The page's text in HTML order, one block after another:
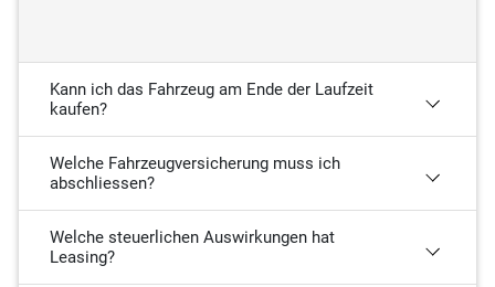
Kann ich das Fahrzeug am Ende der Laufzeit
kaufen?
Welche Fahrzeugversicherung muss ich
abschliessen?
Welche steuerlichen Auswirkungen hat
Leasing?